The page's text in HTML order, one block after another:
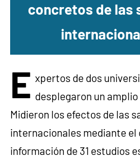
concretos de las
E xpertos de dos
desplegaron un
Midieron los efectos de las
internacionales mediante el
información de 31 estudios